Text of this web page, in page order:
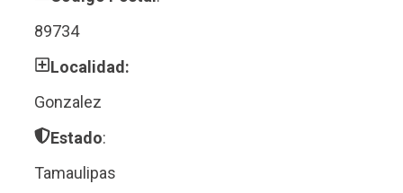
89734
Localidad:
Gonzalez
Estado:
Tamaulipas